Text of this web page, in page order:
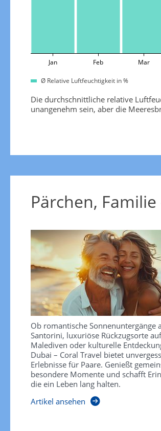
Jan Feb Mar
Ø Relative Luftfeuchtigkeit in %
Die durchschnittliche relative
unangenehm sein, aber die
Pärchen,
Ob romantische Sonnenuntergänge
Santorini, luxuriöse Rückzugsorte
Malediven oder kulturelle
Dubai – Coral Travel bietet
Erlebnisse für Paare. Genießt
besondere Momente und schafft
die ein Leben lang halten.
Artikel ansehen